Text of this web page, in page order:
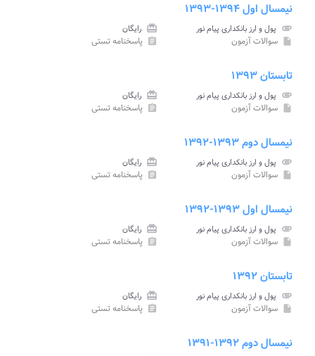
نیمسال اول ۱۳۹۴-۱۳۹۳
attachment پول و ارز بانکداری پیام نور card_giftcard رایگان
insert_drive_file سوالات آزمون assignment پاسخنامه تستی
تابستان ۱۳۹۳
attachment پول و ارز بانکداری پیام نور card_giftcard رایگان
insert_drive_file سوالات آزمون assignment پاسخنامه تستی
نیمسال دوم ۱۳۹۳-۱۳۹۲
attachment پول و ارز بانکداری پیام نور card_giftcard رایگان
insert_drive_file سوالات آزمون assignment پاسخنامه تستی
نیمسال اول ۱۳۹۳-۱۳۹۲
attachment پول و ارز بانکداری پیام نور card_giftcard رایگان
insert_drive_file سوالات آزمون assignment پاسخنامه تستی
تابستان ۱۳۹۲
attachment پول و ارز بانکداری پیام نور card_giftcard رایگان
insert_drive_file سوالات آزمون assignment پاسخنامه تستی
نیمسال دوم ۱۳۹۲-۱۳۹۱